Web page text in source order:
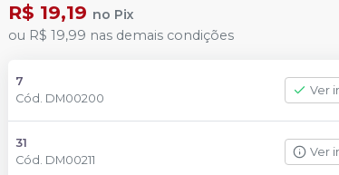
R$ 19,19 no Pix
ou R$ 19,99 nas demais condições
7
Cód. DM00200
Ver
31
Cód. DM00211
Ver